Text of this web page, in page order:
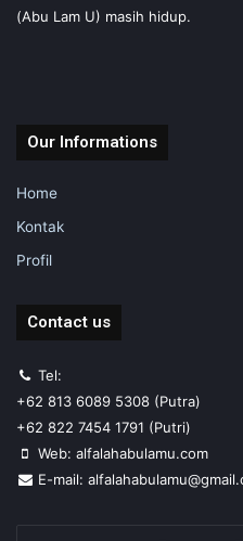
(Abu Lam U) masih hidup.
Our Informations
Home
Kontak
Profil
Contact us
Tel:
+62 813 6089 5308 (Putra)
+62 822 7454 1791 (Putri)
Web: alfalahabulamu.com
E-mail: